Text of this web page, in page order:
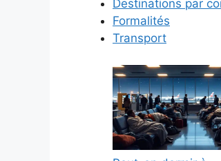
Destinations par
Formalités
Transport